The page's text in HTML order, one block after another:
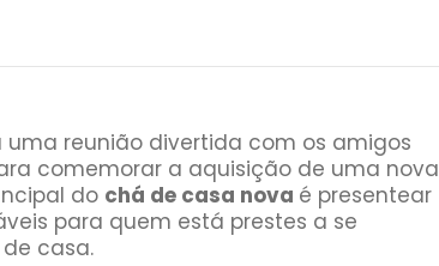
reunião divertida com os amigos
comemorar a aquisição de uma nova
do chá de casa nova é presentear
para quem está prestes a se
casa.